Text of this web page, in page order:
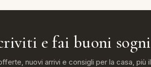
e fai buoni sogni
nuovi arrivi e consigli per la casa, più il